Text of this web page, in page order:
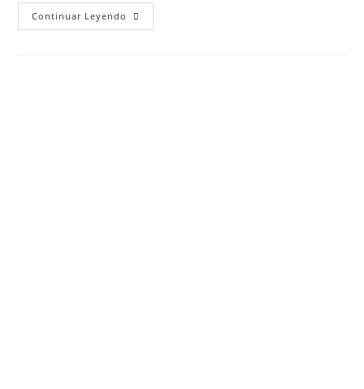
Continuar Leyendo